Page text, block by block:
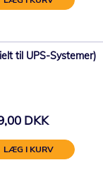
til UPS-Systemer)
DKK
LÆG I KURV